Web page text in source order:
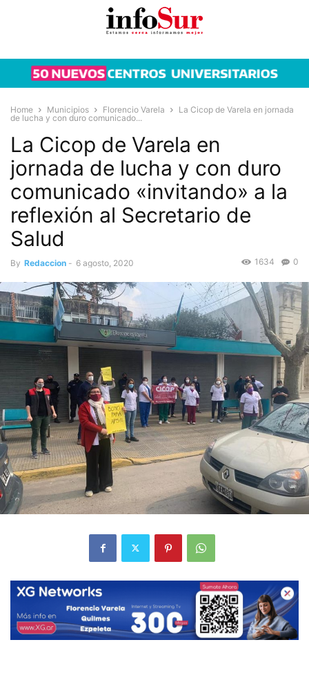
Home Municipios Florencio Varela
La Cicop de Varela en jornada
de lucha y con duro comunicado...
La Cicop de Varela en
jornada de lucha y con duro
comunicado «invitando» a la
reflexión al Secretario de
Salud
By Redaccion - 6 agosto, 2020 0
1634